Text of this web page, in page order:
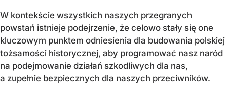
W kontekście wszystkich naszych przegranych
powstań istnieje podejrzenie, że celowo stały się one
kluczowym punktem odniesienia dla budowania polskiej
tożsamości historycznej, aby programować nasz naród
na podejmowanie działań szkodliwych dla nas,
a zupełnie bezpiecznych dla naszych przeciwników.